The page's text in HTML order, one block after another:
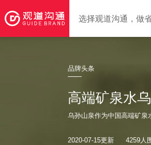
选择观道沟通，做
品牌头条
高端矿泉水
乌孙山泉作为中国高端矿泉
2020-07-15更新 4259人